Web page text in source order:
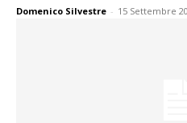
Domenico Silvestre - 15 Settembre